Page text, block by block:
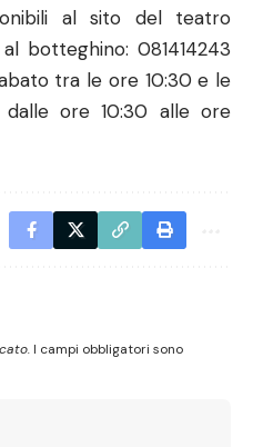
al sito del teatro
botteghino: 081414243
tra le ore 10:30 e le
dalle ore 10:30 alle ore
I campi obbligatori sono